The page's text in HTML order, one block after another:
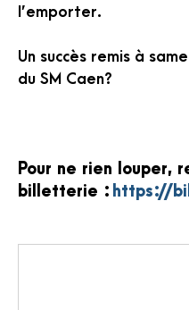
l’emporter.
Un succès remis à
du SM Caen?
Pour ne rien louper,
billetterie : https://